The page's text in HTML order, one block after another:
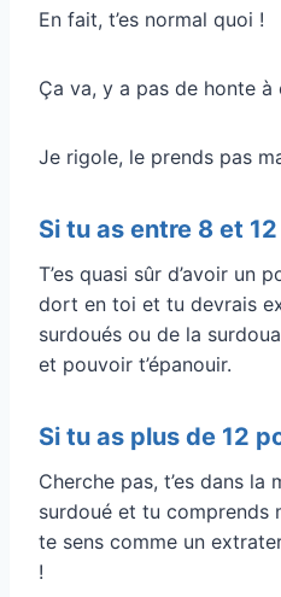
En fait, t’es normal quoi !
Ça va, y a pas de honte à
Je rigole, le prends pas
Si tu as entre 8 et
T’es quasi sûr d’avoir un
dort en toi et tu devrais
surdoués ou de la
et pouvoir t’épanouir.
Si tu as plus de 12
Cherche pas, t’es dans la
surdoué et tu comprends
te sens comme un
!